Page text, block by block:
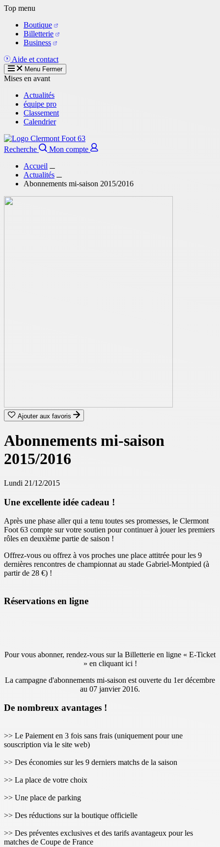
Aller
contenu
principal
Top menu
Boutique
Billetterie
Business
Aide et contact
Menu Fermer
Mises en avant
Actualités
équipe pro
Classement
Calendrier
Recherche
Mon compte
Accueil
Actualités
Abonnements mi-saison 2015/2016
Ajouter aux favoris
Abonnements mi-saison
2015/2016
Lundi 21/12/2015
Une excellente idée cadeau !
Après une phase aller qui a tenu toutes ses promesses, le Clermont
Foot 63 compte sur votre soutien pour continuer à jouer les premiers
rôles en deuxième partie de saison !
Offrez-vous ou offrez à vos proches une place attitrée pour les 9
dernières rencontres de championnat au stade Gabriel-Montpied (à
partir de 28 €) !
Réservations en ligne
Pour vous abonner, rendez-vous sur la Billetterie en ligne « E-Ticket
» en cliquant ici !
La campagne d'abonnements mi-saison est ouverte du 1er décembre
au 07 janvier 2016.
De nombreux avantages !
>> Le Paiement en 3 fois sans frais (uniquement pour une
souscription via le site web)
>> Des économies sur les 9 derniers matchs de la saison
>> La place de votre choix
>> Une place de parking
>> Des réductions sur la boutique officielle
>> Des préventes exclusives et des tarifs avantageux pour les
matches de Coupe de France